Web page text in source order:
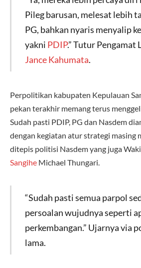
Pileg barusan, melesat lebih
PG, bahkan nyaris menyalip
yakni PDIP.” Tutur Pengamat
Jance Kahumata.
Perpolitikan kabupaten Kepulauan
pekan terakhir memang terus
Sudah pasti PDIP, PG dan Nasdem
dengan kegiatan atur strategi masing
ditepis politisi Nasdem yang juga
Sangihe Michael Thungari.
“Sudah pasti semua parpol
persoalan wujudnya seperti
perkembangan.” Ujarnya via
lama.